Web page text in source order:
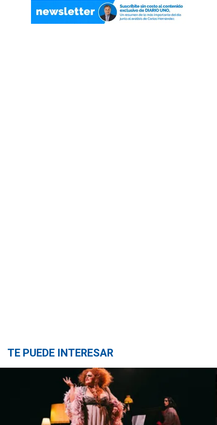
TE PUEDE INTERESAR